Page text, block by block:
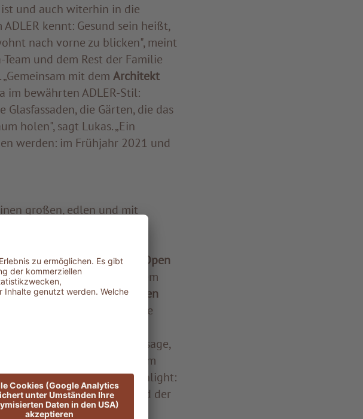
und auch witerhin in die
kennt: Gesund sein heißt,
nach vorne zu blicken", meint
und dem Rest der Familie
mit dem Architekt
im bewährten ADLER-Stil:
die Gärten, die das
holen", sagt Lukas. „Ein
werden: im Frühjahr 2021 und
großen, edlen und mit
Ruhige und
Privatsphäre, um sich
zu einemeinzigartigen Open
exklusives Ambiente, in dem
kann. Imneuen, eleganten
unserer ADLER Spa-Linie
sehr stimmungsvollen Passage,
in einem lichterfüllten Raum
Ein ganz besonderes Highlight:
dem Yoga und der